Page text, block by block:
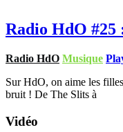
Radio HdO #25
Radio HdO Musique
Sur HdO, on aime les
bruit ! De The Slits à
Vidéo